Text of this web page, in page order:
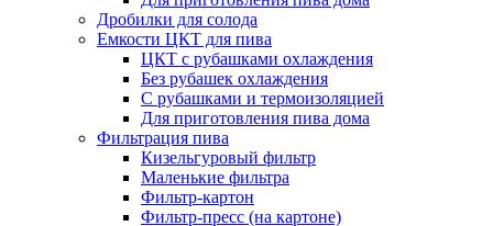
Дробилки для солода
Емкости ЦКТ для пива
ЦКТ с рубашками охлаждения
Без рубашек охлаждения
С рубашками и термоизоляцией
Для приготовления пива дома
Фильтрация пива
Кизельгуровый фильтр
Маленькие фильтра
Фильтр-картон
Фильтр-пресс (на картоне)